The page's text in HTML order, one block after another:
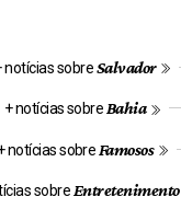
notícias sobreSalvador
+ notícias sobreBahia
notícias sobre Famosos
sobreEntretenimento